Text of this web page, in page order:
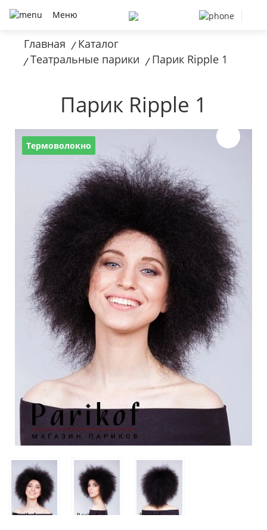
Меню
Главная / Каталог
/ Театральные парики / Парик Ripple 1
Парик Ripple 1
Термоволокно